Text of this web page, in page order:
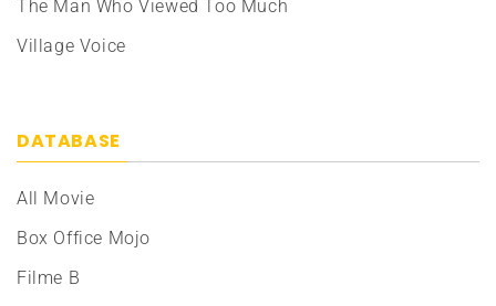
The Man Who Viewed Too Much
Village Voice
DATABASE
All Movie
Box Office Mojo
Filme B